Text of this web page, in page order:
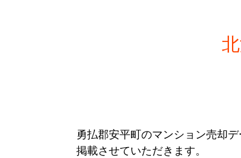
勇払郡安平町のマンション売却
掲載させていただきます。